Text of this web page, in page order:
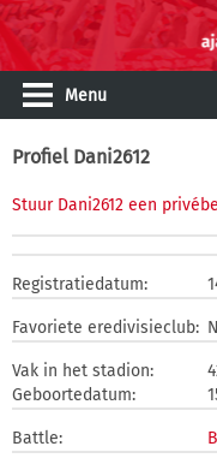
Menu
Profiel Dani2612
Stuur Dani2612 een
Registratiedatum:
Favoriete eredivisieclub:
Vak in het stadion:
Geboortedatum:
Battle: